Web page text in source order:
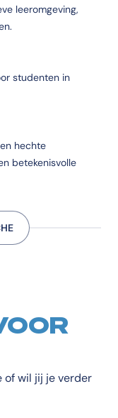
leeromgeving,
studenten in
hechte
betekenisvolle
of wil jij je verder